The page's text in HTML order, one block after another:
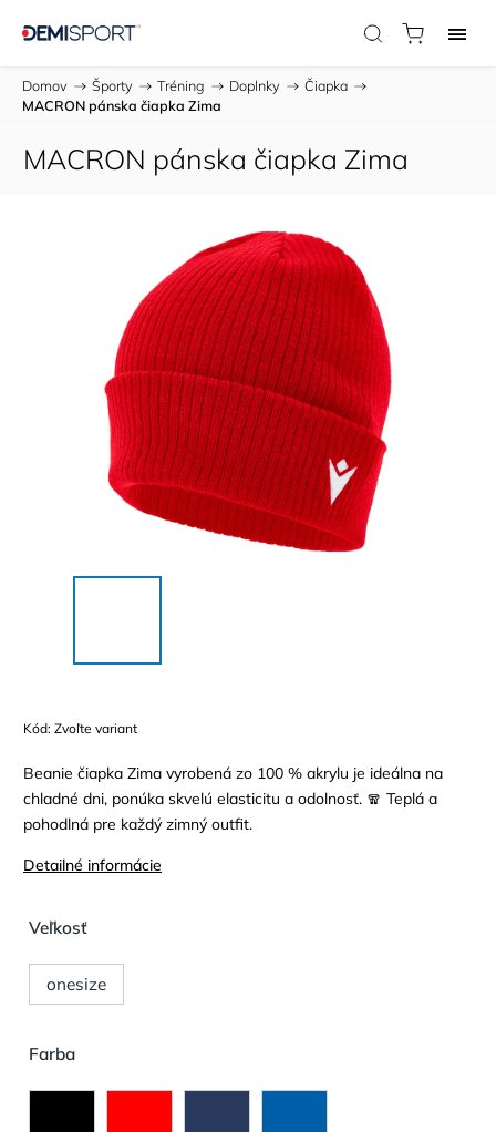
Domov / Športy / Tréning / Doplnky / Čiapka /
MACRON pánska čiapka Zima
MACRON pánska čiapka Zima
Kód: Zvoľte variant
Beanie čiapka Zima vyrobená zo 100 % akrylu je ideálna na
chladné dni, ponúka skvelú elasticitu a odolnosť. 🧣 Teplá a
pohodlná pre každý zimný outfit.
Detailné informácie
Veľkosť
onesize
Farba